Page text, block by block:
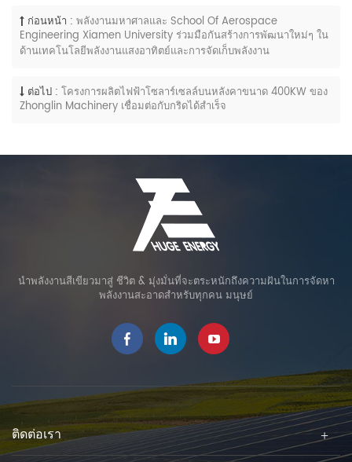
ก่อนหน้า : พลังงานมหาศาลและ School Of Aerospace
Engineering Xiamen University ร่วมมือกันสร้างการพัฒนาใหม่ๆ ใน
ด้านเทคโนโลยีพลังงานแสงอาทิตย์และการจัดเก็บพลังงาน
ต่อไป : โครงการผลิตไฟฟ้าโซลาร์เซลล์บนหลังคาขนาด 400KW ของ
Zhonglin Machinery เชื่อมต่อกับกริดได้สำเร็จ
นำพลังงานสีเขียวมาสู่ ชีวิต & มุ่งมั่นที่จะตระหนักถึงความฝันในการจัดหา
พลังงานสะอาดสำหรับทุกคน มนุษย์
ติดต่อเรา